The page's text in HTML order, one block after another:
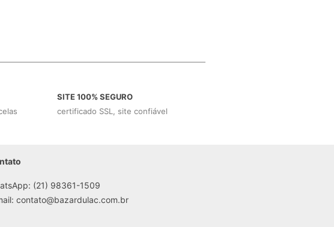
SITE 100% SEGURO
certificado SSL, site confiável
(21) 98361-1509
contato@bazardulac.com.br